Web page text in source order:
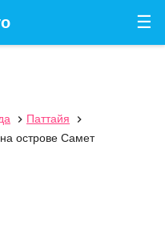
☰
 Паттайя

острове Самет